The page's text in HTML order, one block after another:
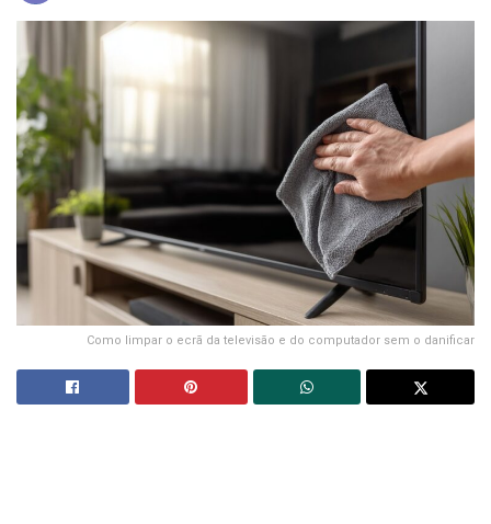
Como limpar o ecrã da televisão e do computador sem o danificar